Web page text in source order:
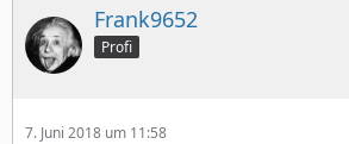
Frank9652
Profi
7. Juni 2018 um 11:58